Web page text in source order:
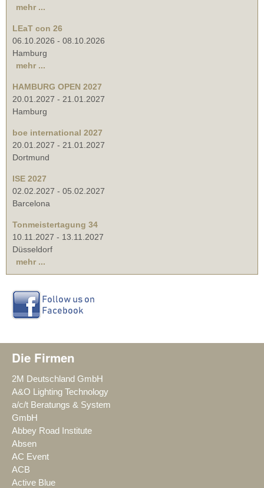
mehr ...
LEaT con 26
06.10.2026 - 08.10.2026
Hamburg
mehr ...
HAMBURG OPEN 2027
20.01.2027 - 21.01.2027
Hamburg
boe international 2027
20.01.2027 - 21.01.2027
Dortmund
ISE 2027
02.02.2027 - 05.02.2027
Barcelona
Tonmeistertagung 34
10.11.2027 - 13.11.2027
Düsseldorf
mehr ...
Die Firmen
2M Deutschland GmbH
A&O Lighting Technology
a/c/t Beratungs & System
GmbH
Abbey Road Institute
Absen
AC Event
ACB
Active Blue